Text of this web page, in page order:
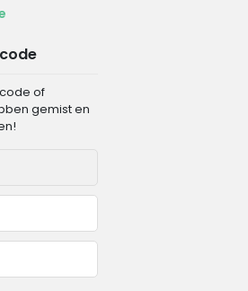
of
gemist en